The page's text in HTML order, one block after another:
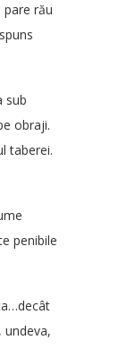
pare rău
sub
obraji.
taberei.
penibile
undeva,